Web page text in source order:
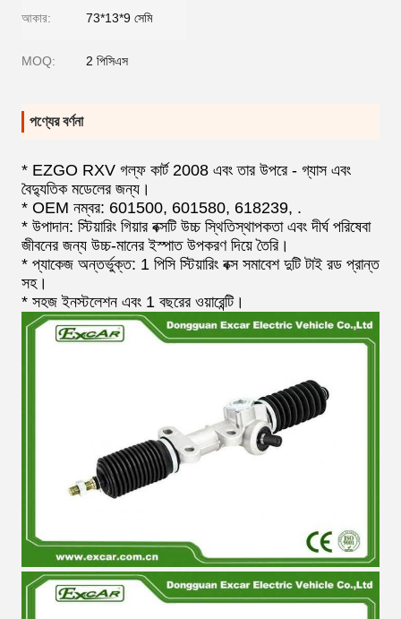
আকার: 73*13*9 সেমি
MOQ: 2 পিসিএস
পণ্যের বর্ণনা
* EZGO RXV গল্ফ কার্ট 2008 এবং তার উপরে - গ্যাস এবং
বৈদ্যুতিক মডেলের জন্য।
* OEM নম্বর: 601500, 601580, 618239, .
* উপাদান: স্টিয়ারিং গিয়ার বক্সটি উচ্চ স্থিতিস্থাপকতা এবং দীর্ঘ পরিষেবা
জীবনের জন্য উচ্চ-মানের ইস্পাত উপকরণ দিয়ে তৈরি।
* প্যাকেজ অন্তর্ভুক্ত: 1 পিসি স্টিয়ারিং বক্স সমাবেশ দুটি টাই রড প্রান্ত
সহ।
* সহজ ইনস্টলেশন এবং 1 বছরের ওয়ারেন্টি।